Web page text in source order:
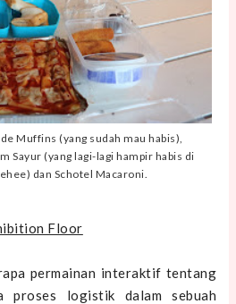
Muffins (yang sudah mau habis),
Sayur (yang lagi-lagi hampir habis di
dan Schotel Macaroni.
Floor
permainan interaktif tentang
proses logistik dalam sebuah